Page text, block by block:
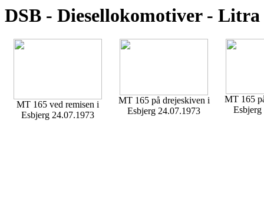
DSB - Diesellokomotiver -
MT 165 ved remisen i
Esbjerg 24.07.1973
MT 165 på drejeskiven i
Esbjerg 24.07.1973
MT 165